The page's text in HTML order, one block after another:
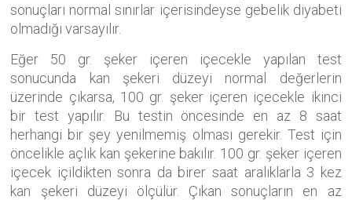
sonuçları normal sınırlar içerisindeyse gebelik diyabeti
olmadığı varsayılır.
Eğer 50 gr. şeker içeren içecekle yapılan test
sonucunda kan şekeri düzeyi normal değerlerin
üzerinde çıkarsa, 100 gr. şeker içeren içecekle ikinci
bir test yapılır. Bu testin öncesinde en az 8 saat
herhangi bir şey yenilmemiş olması gerekir. Test için
öncelikle açlık kan şekerine bakılır. 100 gr. şeker içeren
içecek içildikten sonra da birer saat aralıklarla 3 kez
kan şekeri düzeyi ölçülür. Çıkan sonuçların en az